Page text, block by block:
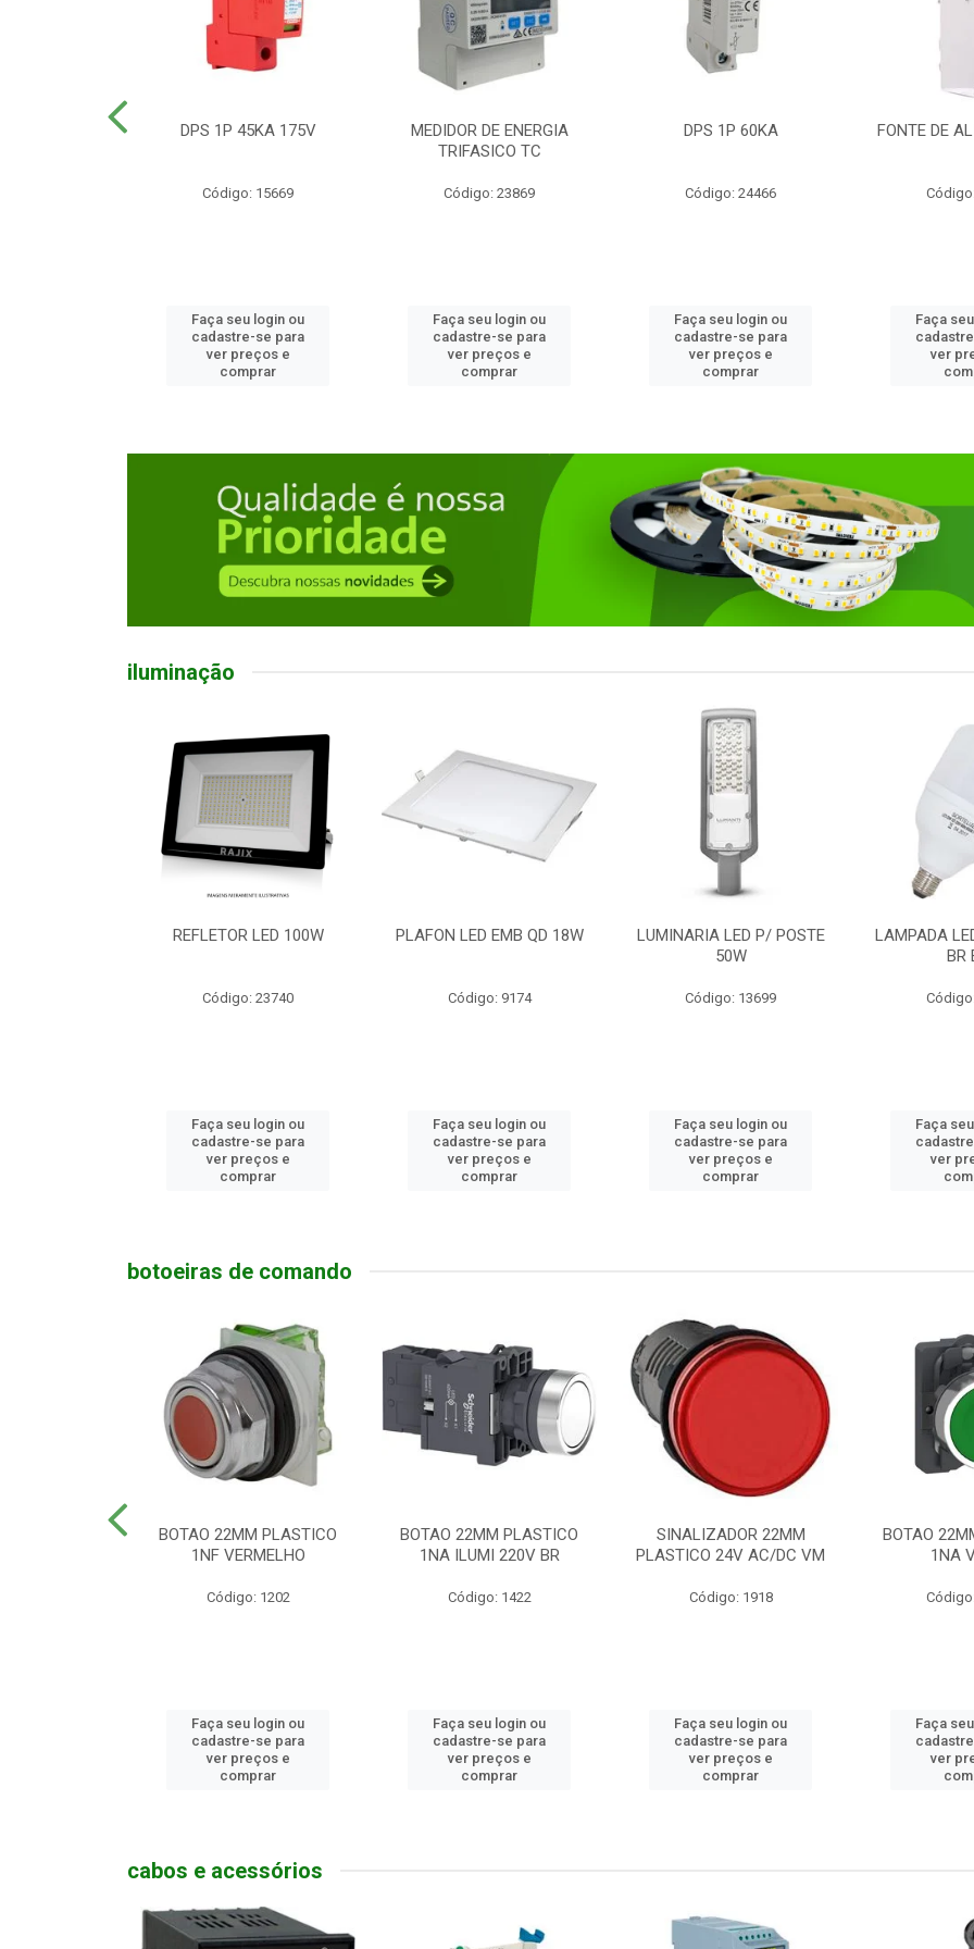
DPS 1P 45KA 175V
Código: 15669
Faça seu login ou
cadastre-se para
ver preços e
comprar
MEDIDOR DE ENERGIA
TRIFASICO TC
Código: 23869
Faça seu login ou
cadastre-se para
ver preços e
comprar
DPS 1P 60KA
Código: 24466
Faça seu login ou
cadastre-se para
ver preços e
comprar
FONTE DE
Faça
ver
iluminação
PLAFON LED EMB QD 18W
Código: 9174
Faça seu login ou
cadastre-se para
ver preços e
comprar
LUMINARIA LED P/ POSTE
Código: 13699
Faça seu login ou
cadastre-se para
ver preços e
comprar
LAMPADA LED BULBO 50W
BR E27
Código: 10686
Faça seu login ou
cadastre-se para
ver preços e
comprar
Faça
ver
botoeiras de comando
BOTAO 22MM PLASTICO
1NF VERMELHO
Código: 1202
Faça seu login ou
cadastre-se para
ver preços e
comprar
BOTAO 22MM PLASTICO
1NA ILUMI 220V BR
Código: 1422
Faça seu login ou
cadastre-se para
ver preços e
comprar
SINALIZADOR 22MM
PLASTICO 24V AC/DC VM
Código: 1918
Faça seu login ou
cadastre-se para
ver preços e
comprar
BOTAO
1NA
Faça
ver
cabos e acessórios